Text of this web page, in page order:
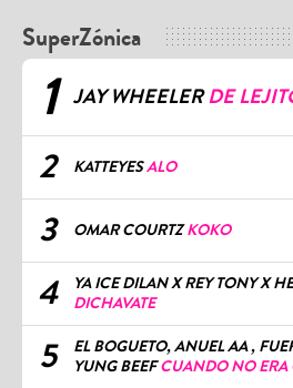
SuperZónica
1 JAY WHEELERDE
2 KATTEYESALO
3 OMAR COURTZKOKO
4
YA ICE DILAN X REY TONY X
DICHAVATE
5
EL BOGUETO, ANUEL AA ,
YUNG BEEFCUANDO NO ERA